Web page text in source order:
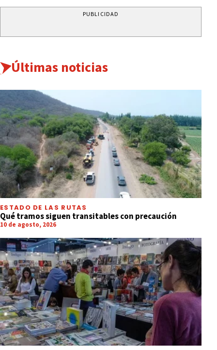
PUBLICIDAD
Últimas noticias
ESTADO DE LAS RUTAS
Qué tramos siguen transitables con precaución
10 de agosto, 2026